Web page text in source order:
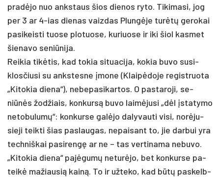
pra­dėjo nuo anks­taus šios die­nos ry­to. Ti­ki­ma­si, jog
per 3 ar 4-ias die­nas vaiz­das Plungė­je turėtų ge­ro­kai
pa­si­keis­ti tuo­se plo­tuo­se, ku­riuo­se ir iki šiol kas­met
šie­na­vo se­niū­ni­ja.
Rei­kia tikė­tis, kad to­kia si­tua­ci­ja, ko­kia bu­vo su­si­
klos­čiu­si su anks­tes­ne įmo­ne (Klaipė­do­je re­gist­ruo­ta
„Ki­to­kia die­na“), ne­be­pa­si­kar­tos. O pa­sta­ro­ji, se­
niūnės žod­žiais, kon­kursą bu­vo laimė­ju­si „dėl įsta­ty­mo
ne­to­bu­lumų“: kon­kur­se galė­jo da­ly­vau­ti vi­si, norė­ju­
sie­ji teik­ti šias pa­slau­gas, ne­pai­sant to, jie dar­bui yra
tech­niš­kai pa­si­rengę ar ne – tas ver­ti­na­ma ne­bu­vo.
„Ki­to­kia die­na“ pa­jėgumų ne­turė­jo, bet kon­kur­se pa­
teikė ma­žiau­sią kainą. To ir už­te­ko, kad būtų pa­skelb­